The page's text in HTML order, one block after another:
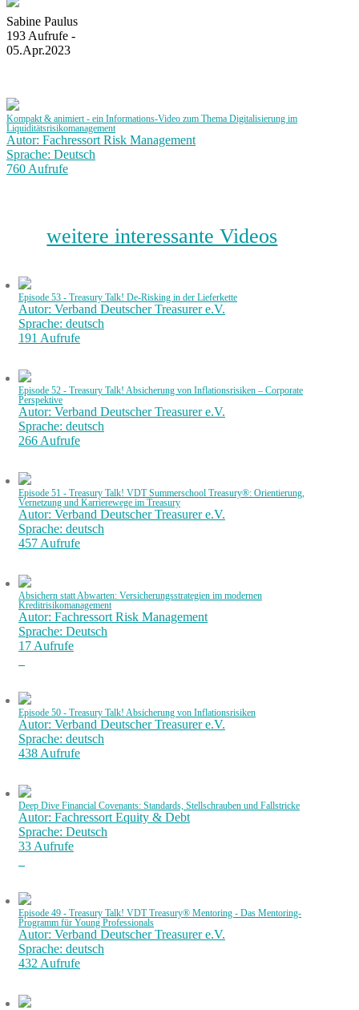
Sabine Paulus
193 Aufrufe -
05.Apr.2023
Kompakt & animiert - ein Informations-Video zum Thema Digitalisierung im
Liquiditätsrisikomanagement
Autor: Fachressort Risk Management
Sprache: Deutsch
760 Aufrufe
weitere interessante Videos
Episode 53 - Treasury Talk! De-Risking in der Lieferkette
Autor: Verband Deutscher Treasurer e.V.
Sprache: deutsch
191 Aufrufe
Episode 52 - Treasury Talk! Absicherung von Inflationsrisiken – Corporate
Perspektive
Autor: Verband Deutscher Treasurer e.V.
Sprache: deutsch
266 Aufrufe
Episode 51 - Treasury Talk! VDT Summerschool Treasury®: Orientierung,
Vernetzung und Karrierewege im Treasury
Autor: Verband Deutscher Treasurer e.V.
Sprache: deutsch
457 Aufrufe
Absichern statt Abwarten: Versicherungsstrategien im modernen
Kreditrisikomanagement
Autor: Fachressort Risk Management
Sprache: Deutsch
17 Aufrufe
Episode 50 - Treasury Talk! Absicherung von Inflationsrisiken
Autor: Verband Deutscher Treasurer e.V.
Sprache: deutsch
438 Aufrufe
Deep Dive Financial Covenants: Standards, Stellschrauben und Fallstricke
Autor: Fachressort Equity & Debt
Sprache: Deutsch
33 Aufrufe
Episode 49 - Treasury Talk! VDT Treasury® Mentoring - Das Mentoring-
Programm für Young Professionals
Autor: Verband Deutscher Treasurer e.V.
Sprache: deutsch
432 Aufrufe